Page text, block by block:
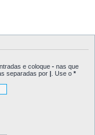
e coloque - nas que
separadas por | . Use o *